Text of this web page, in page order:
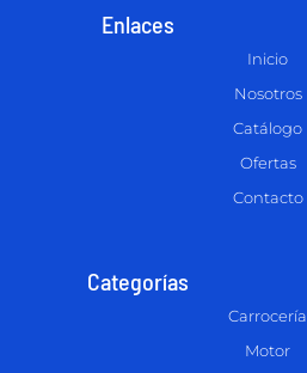
Enlaces
Inicio
Nosotros
Catálogo
Ofertas
Contacto
Categorías
Carrocería
Motor